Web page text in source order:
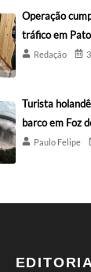
Operação
tráfico em
Redação
Turista
barco em Foz
Paulo Felipe